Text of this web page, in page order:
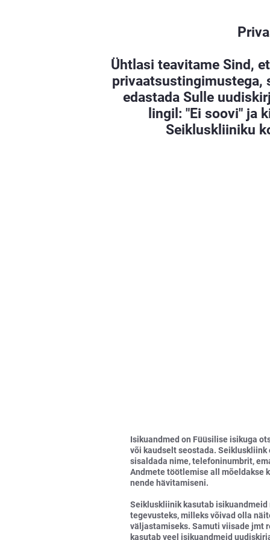
Ühtlasi teavitame Sind,
privaatsustingimustega,
edastada Sulle
lingil: "Ei soovi" ja
Seikluskliiniku
Isikuandmed on Füüsilise isikuga
või kaudselt seostada. Seikluskliink
sisaldada nime, telefoninumbrit,
Andmete töötlemise all mõeldakse
nende hävitamiseni.
Seikluskliinik kasutab
tegevusteks, milleks võivad olla
väljastamiseks. Samuti viisade jmt
kasutab veel isikuandmeid